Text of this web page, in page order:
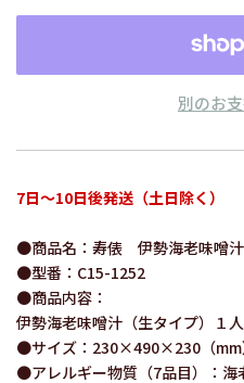
別のお
7日～10日後発送（土日除く）
●商品名：寿俵 伊勢海老味噌
●型番：C15-1252
●商品内容：
伊勢海老味噌汁（生タイプ）１
●サイズ：230×490×230（mm
●アレルギー物質（7品目）：海